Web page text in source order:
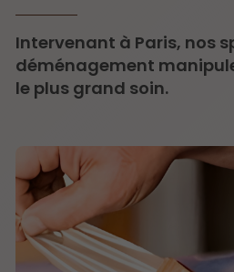
Intervenant à Paris, nos
déménagement
le plus grand soin.